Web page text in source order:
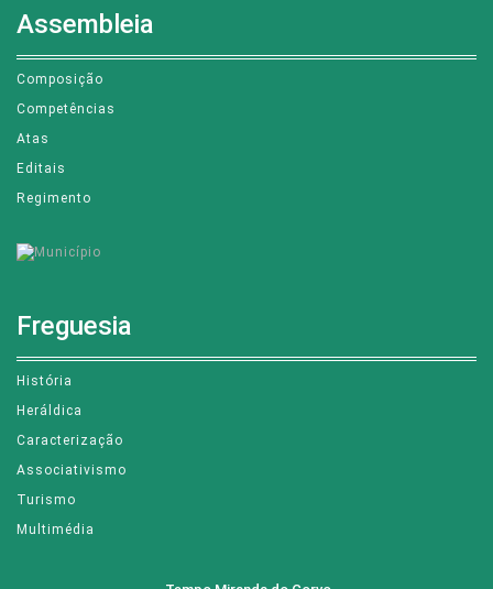
Assembleia
Composição
Competências
Atas
Editais
Regimento
Freguesia
História
Heráldica
Caracterização
Associativismo
Turismo
Multimédia